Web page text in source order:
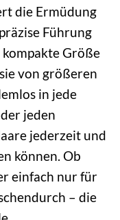
die Ermüdung
Führung
Größe
von größeren
in jede
jeden
jederzeit und
können. Ob
einfach nur für
– die